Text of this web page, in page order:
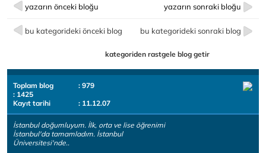
yazarın önceki bloğu yazarın sonraki bloğu
bu kategorideki önceki blog bu kategorideki sonraki blog
kategoriden rastgele blog getir
Toplam blog
: 979
: 1425
Kayıt tarihi
: 11.12.07
İstanbul doğumluyum. İlk, orta ve lise öğrenimi
İstanbul'da tamamladım. İstanbul
Üniversitesi'nde..